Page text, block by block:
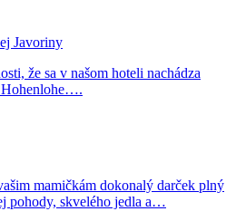
Javoriny
že sa v našom hoteli nachádza
Hohenlohe….
mamičkám dokonalý darček plný
pohody, skvelého jedla a…